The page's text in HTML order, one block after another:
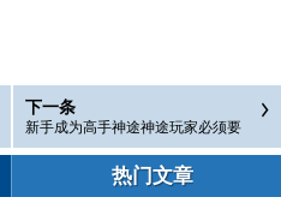
下一条
新手成为高手神途神途玩家必须要
经历许多
热门文章